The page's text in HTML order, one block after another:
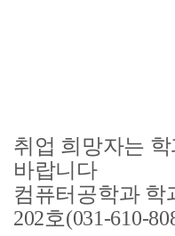
취업 희망자는
바랍니다
컴퓨터공학과 학
202호(031-610-